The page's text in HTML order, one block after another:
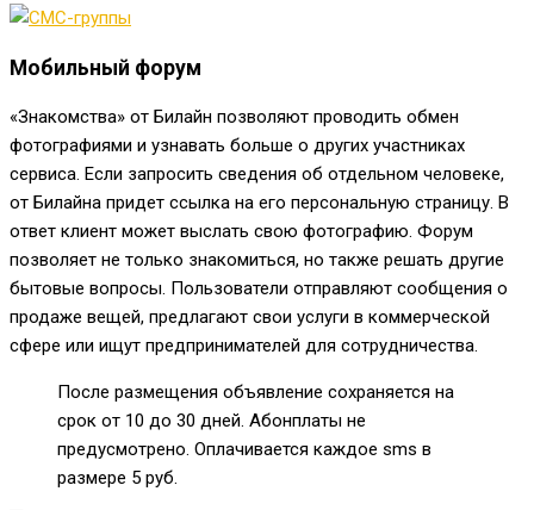
Мобильный форум
«Знакомства» от Билайн позволяют проводить обмен
фотографиями и узнавать больше о других участниках
сервиса. Если запросить сведения об отдельном человеке,
от Билайна придет ссылка на его персональную страницу. В
ответ клиент может выслать свою фотографию. Форум
позволяет не только знакомиться, но также решать другие
бытовые вопросы. Пользователи отправляют сообщения о
продаже вещей, предлагают свои услуги в коммерческой
сфере или ищут предпринимателей для сотрудничества.
После размещения объявление сохраняется на
срок от 10 до 30 дней. Абонплаты не
предусмотрено. Оплачивается каждое sms в
размере 5 руб.